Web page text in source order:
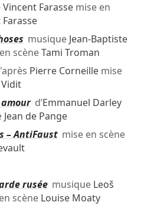
Vincent Farassemise en
musique Jean-Baptiste
scèneTami Troman
Pierre Corneillemise
Vidit
d’Emmanuel Darley
Jean de Pange
– AntiFaustmise en scène
ruséemusique Leoš
scène Louise Moaty